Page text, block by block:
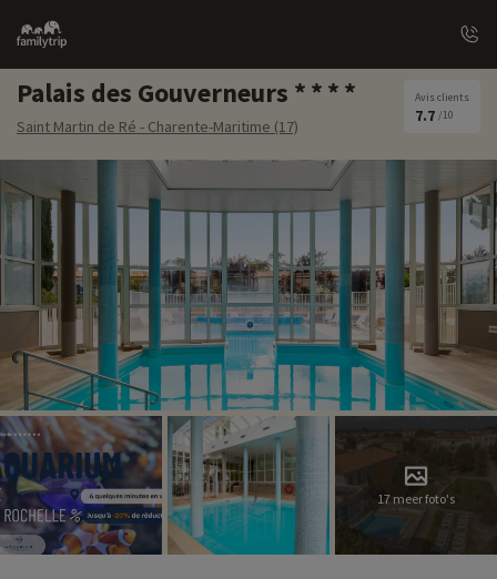
Family
trip
Palais des Gouverneurs
Saint Martin de Ré - Charente-Maritime (17)
Avis clients
7.7 /10
17 meer foto's